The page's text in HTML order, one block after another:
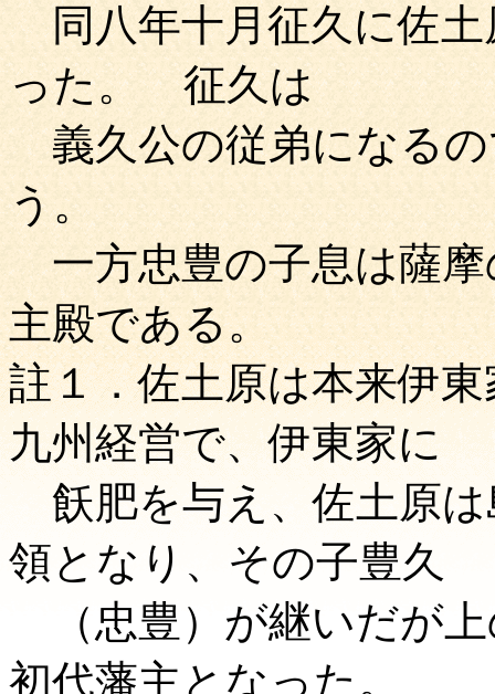
同八年十月征久に佐土
った。 征久は
義久公の従弟になるの
う。
一方忠豊の子息は薩摩
主殿である。
註１．佐土原は本来伊
九州経営で、伊東家に
飫肥を与え、佐土原は
領となり、その子豊久
（忠豊）が継いだが
初代藩主となった。